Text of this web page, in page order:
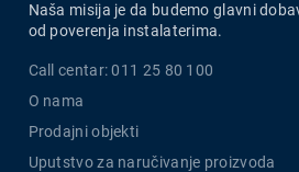
Naša misija je da budemo glavni
od poverenja instalaterima.
Call centar: 011 25 80 100
O nama
Prodajni objekti
Uputstvo za naručivanje proizvoda